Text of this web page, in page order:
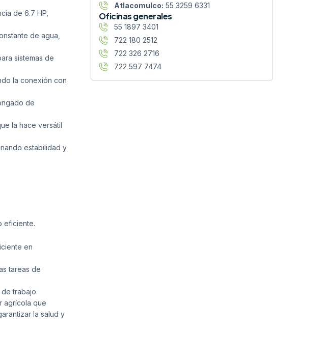
de 6.7 HP,
de agua,
sistemas de
la conexión con
de
la hace versátil
estabilidad y
eficiente.
en
tareas de
trabajo.
agrícola que
la salud y
Atlacomulco: 55 3259 6331
Oficinas generales
55 1897 3401
722 180 2512
722 326 2716
722 597 7474